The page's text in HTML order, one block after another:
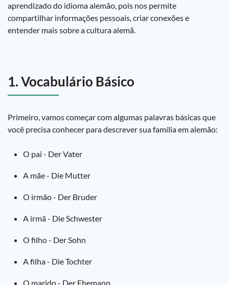
aprendizado do idioma alemão, pois nos permite
compartilhar informações pessoais, criar conexões e
entender mais sobre a cultura alemã.
1. Vocabulário Básico
Primeiro, vamos começar com algumas palavras básicas que
você precisa conhecer para descrever sua família em alemão:
O pai - Der Vater
A mãe - Die Mutter
O irmão - Der Bruder
A irmã - Die Schwester
O filho - Der Sohn
A filha - Die Tochter
O marido - Der Ehemann